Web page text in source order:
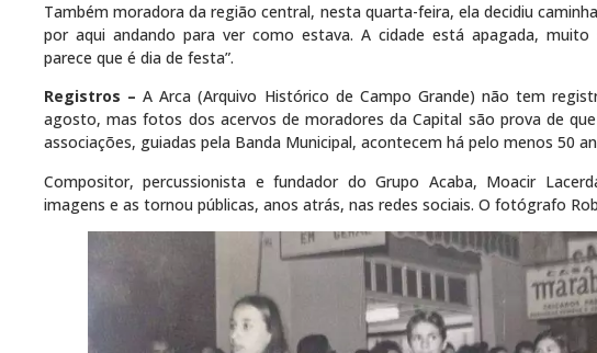
Também moradora da região central, nesta quarta-feira, ela decidiu
por aqui andando para ver como estava. A cidade está apagada,
parece que é dia de festa”.
Registros –A Arca (Arquivo Histórico de Campo Grande) não tem
agosto, mas fotos dos acervos de moradores da Capital são prova de
associações, guiadas pela Banda Municipal, acontecem há pelo menos 50
Compositor, percussionista e fundador do Grupo Acaba, Moacir
imagens e as tornou públicas, anos atrás, nas redes sociais. O fotógrafo